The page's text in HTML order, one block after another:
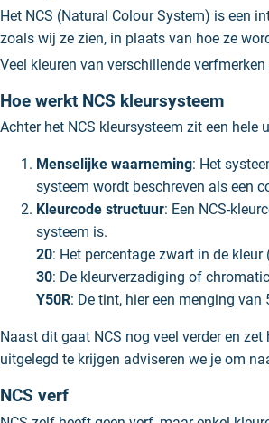
Het NCS (Natural Colour System) is een
zoals wij ze zien, in plaats van hoe ze
Veel kleuren van verschillende
Hoe werkt NCS kleursysteem
Achter het NCS kleursysteem zit een
Menselijke waarneming: Het
systeem wordt beschreven als een
Kleurcode structuur: Een NCS-
systeem is.
20: Het percentage zwart in de kleur
30: De kleurverzadiging of
Y50R: De tint, hier een menging
Naast dit gaat NCS nog veel verder en
uitgelegd te krijgen adviseren we je om
NCS verf